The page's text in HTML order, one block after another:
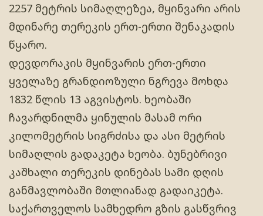
2257 მეტრის სიმაღლეზეა, მყინვარი არის
მდინარე თერეკის ერთ-ერთი შენაკადის
წყარო.
დევდორაკის მყინვარის ერთ-ერთი
ყველაზე გრანდიოზული ნგრევა მოხდა
1832 წლის 13 აგვისტოს. ხეობაში
ჩავარდნილმა ყინულის მასამ ორი
კილომეტრის სიგრძისა და ასი მეტრის
სიმაღლის გადაკეტა ხეობა. ბუნებრივი
კაშხალი თერეკის დინებას სამი დღის
განმავლობაში მთლიანად გადაიკეტა.
საქართველოს სამხედრო გზის გასწვრივ